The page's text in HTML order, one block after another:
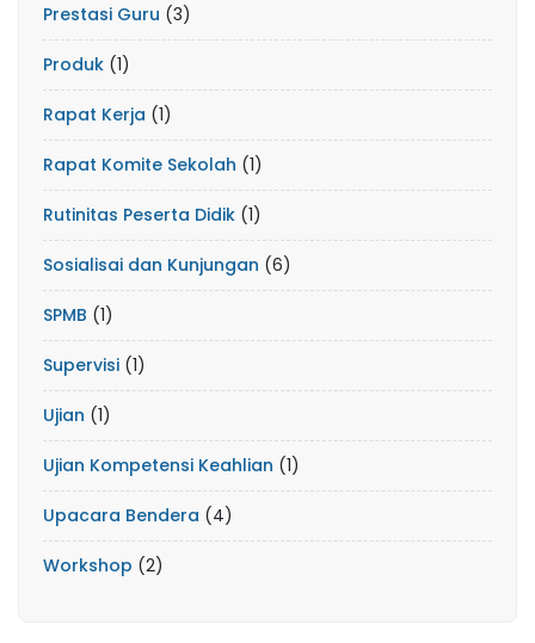
Prestasi Guru (3)
Produk (1)
Rapat Kerja (1)
Rapat Komite Sekolah (1)
Rutinitas Peserta Didik (1)
Sosialisai dan Kunjungan (6)
SPMB (1)
Supervisi (1)
Ujian (1)
Ujian Kompetensi Keahlian (1)
Upacara Bendera (4)
Workshop (2)